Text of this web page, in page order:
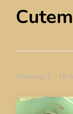
Showing: 1 - 10